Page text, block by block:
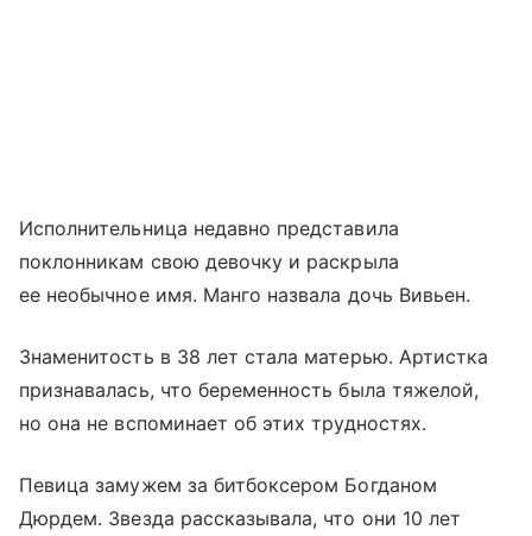
Исполнительница недавно представила
поклонникам свою девочку и раскрыла
ее необычное имя. Манго назвала дочь Вивьен.
Знаменитость в 38 лет стала матерью. Артистка
признавалась, что беременность была тяжелой,
но она не вспоминает об этих трудностях.
Певица замужем за битбоксером Богданом
Дюрдем. Звезда рассказывала, что они 10 лет